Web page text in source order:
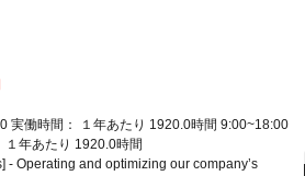
実働時間： １年あたり 1920.0時間 9:00~18:00
年あたり 1920.0時間
- Operating and optimizing our company’s